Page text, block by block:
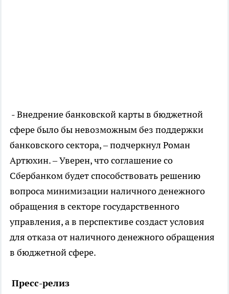
- Внедрение банковской карты в бюджетной
сфере было бы невозможным без поддержки
банковского сектора, – подчеркнул Роман
Артюхин. – Уверен, что соглашение со
Сбербанком будет способствовать решению
вопроса минимизации наличного денежного
обращения в секторе государственного
управления, а в перспективе создаст условия
для отказа от наличного денежного обращения
в бюджетной сфере.
Пресс-релиз